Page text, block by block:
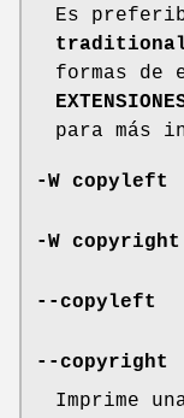
Es
formas de
para más
-W copyleft
-W copyright
--copyleft
--copyright
Imprime